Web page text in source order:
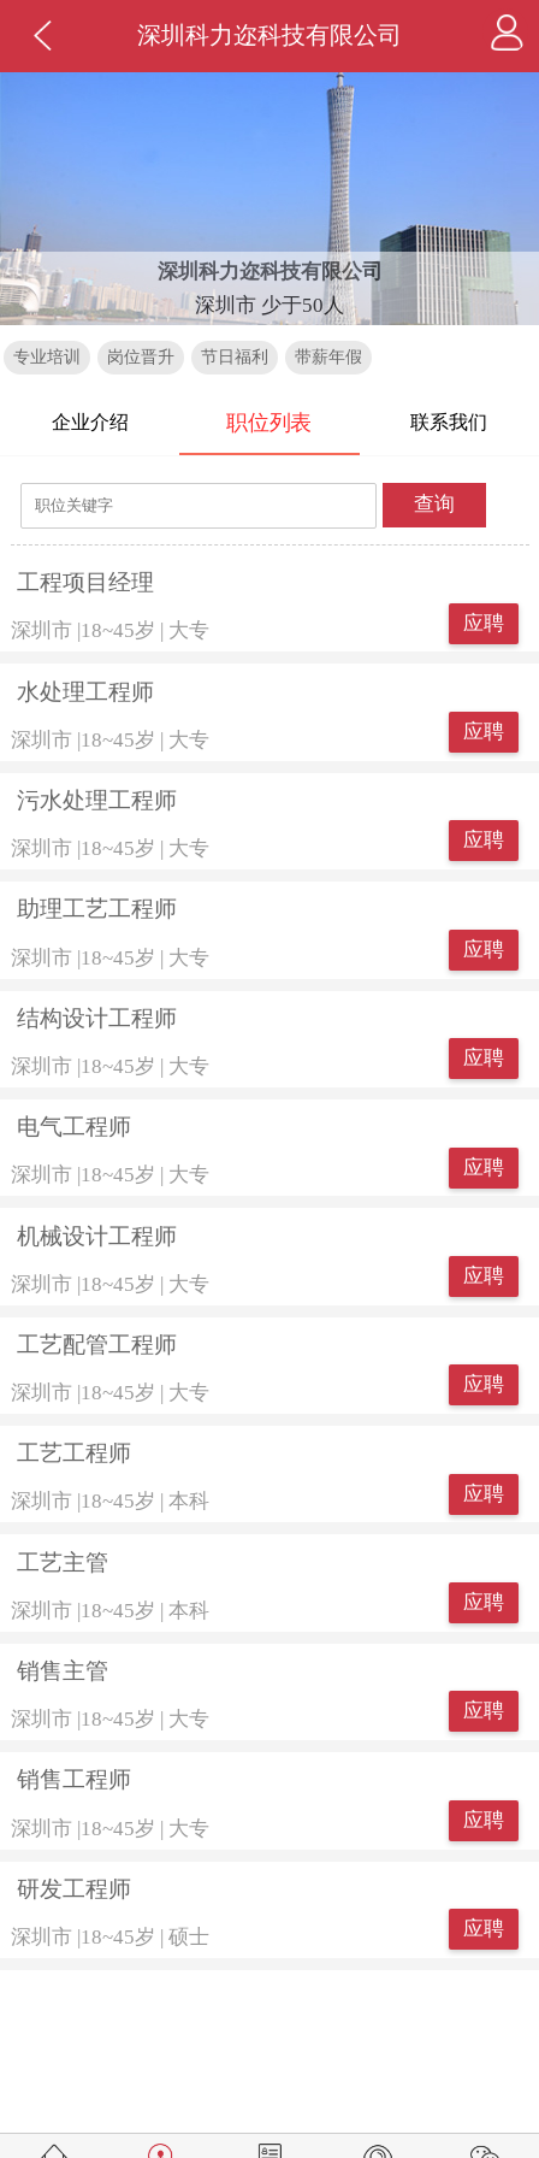
深圳科力迩科技有限公司
深圳科力迩科技有限公司
深圳市 少于50人
专业培训 岗位晋升 节日福利 带薪年假
企业介绍 职位列表 联系我们
查询
工程项目经理
深圳市 18~45岁 大专 应聘
水处理工程师
深圳市 |18~45岁 | 大专 应聘
污水处理工程师
深圳市 18~45岁 大专 应聘
助理工艺工程师
深圳市 |18~45岁 | 大专 应聘
结构设计工程师
深圳市 |18~45岁 | 大专 应聘
电气工程师
深圳市 18~45岁 大专 应聘
机械设计工程师
深圳市 |18~45岁 | 大专 应聘
工艺配管工程师
深圳市 |18~45岁 | 大专 应聘
工艺工程师
深圳市 18~45岁 本科 应聘
工艺主管
深圳市 |18~45岁 | 本科 应聘
销售主管
深圳市 18~45岁 大专 应聘
销售工程师
深圳市 |18~45岁 | 大专 应聘
研发工程师
深圳市 |18~45岁 | 硕士 应聘